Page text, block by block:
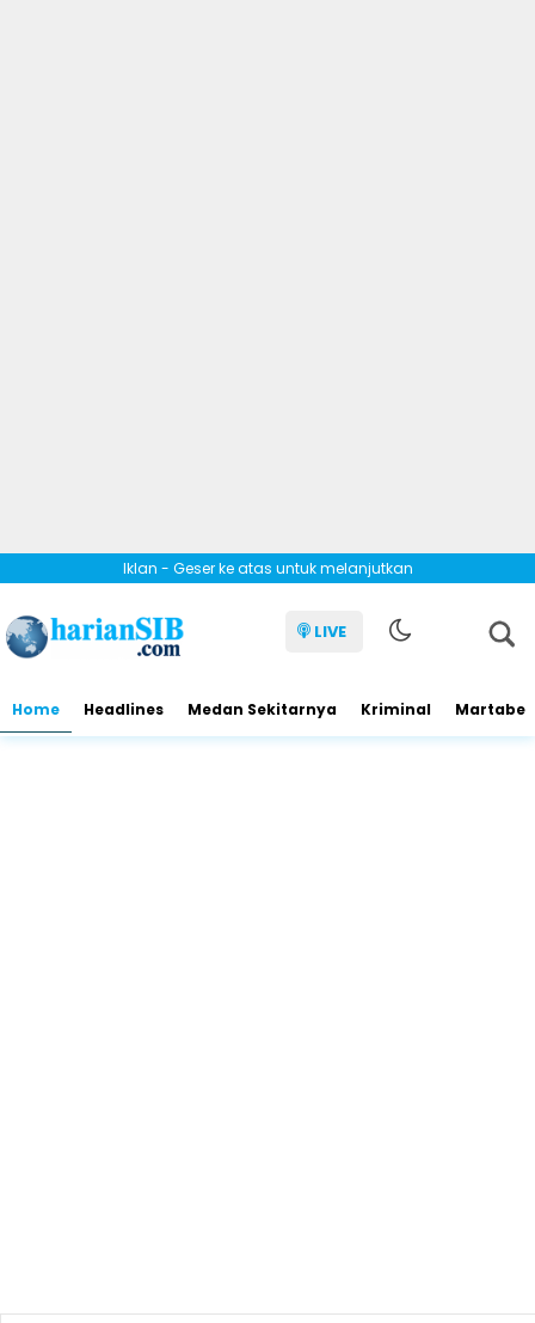
Iklan - Geser ke atas untuk melanjutkan
LIVE
Home Headlines Medan Sekitarnya Kriminal Martabe